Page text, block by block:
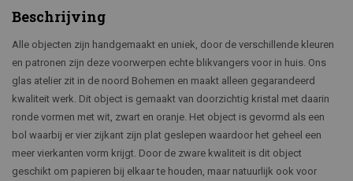
Beschrijving
Alle objecten zijn handgemaakt en uniek, door de verschillende kleuren
en patronen zijn deze voorwerpen echte blikvangers voor in huis. Ons
glas atelier zit in de noord Bohemen en maakt alleen gegarandeerd
kwaliteit werk. Dit object is gemaakt van doorzichtig kristal met daarin
ronde vormen met wit, zwart en oranje. Het object is gevormd als een
bol waarbij er vier zijkant zijn plat geslepen waardoor het geheel een
meer vierkanten vorm krijgt. Door de zware kwaliteit is dit object
geschikt om papieren bij elkaar te houden, maar natuurlijk ook voor